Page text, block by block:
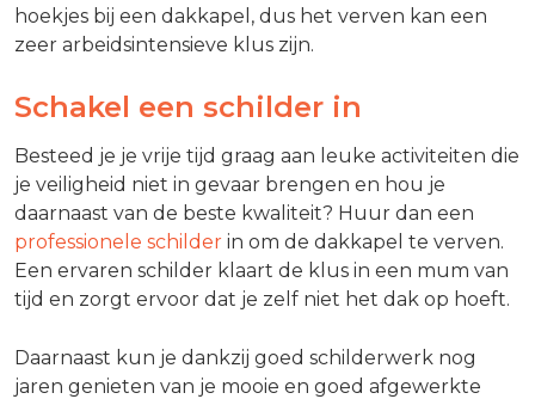
hoekjes bij een dakkapel, dus het verven kan een
zeer arbeidsintensieve klus zijn.
Schakel een schilder in
Besteed je je vrije tijd graag aan leuke activiteiten die
je veiligheid niet in gevaar brengen en hou je
daarnaast van de beste kwaliteit? Huur dan een
professionele schilder in om de dakkapel te verven.
Een ervaren schilder klaart de klus in een mum van
tijd en zorgt ervoor dat je zelf niet het dak op hoeft.
Daarnaast kun je dankzij goed schilderwerk nog
jaren genieten van je mooie en goed afgewerkte